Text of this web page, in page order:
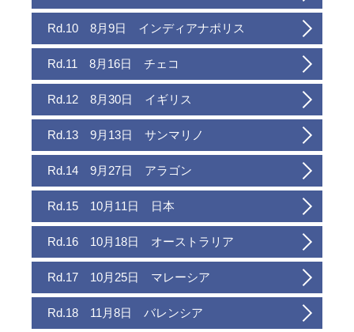
Rd.10 8月9日 インディアナポリス
Rd.11 8月16日 チェコ
Rd.12 8月30日 イギリス
Rd.13 9月13日 サンマリノ
Rd.14 9月27日 アラゴン
Rd.15 10月11日 日本
Rd.16 10月18日 オーストラリア
Rd.17 10月25日 マレーシア
Rd.18 11月8日 バレンシア